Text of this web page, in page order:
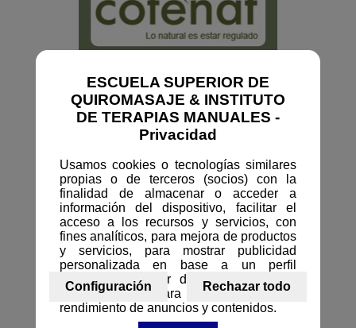
ESCUELA SUPERIOR DE
QUIROMASAJE & INSTITUTO
DE TERAPIAS MANUALES -
Privacidad
Usamos cookies o tecnologías similares
propias o de terceros (socios) con la
finalidad de almacenar o acceder a
información del dispositivo, facilitar el
acceso a los recursos y servicios, con
fines analíticos, para mejora de productos
y servicios, para mostrar publicidad
personalizada en base a un perfil
elaborado a partir de sus hábitos de
navegación y para la medición del
rendimiento de anuncios y contenidos.
Configuración Rechazar todo